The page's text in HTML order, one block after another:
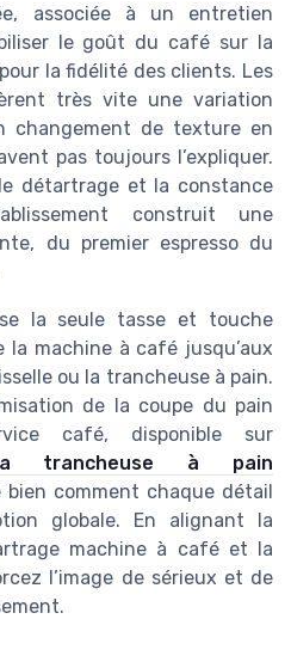
associée à un entretien
le goût du café sur la
la fidélité des clients. Les
très vite une variation
changement de texture en
pas toujours l’expliquer.
détartrage et la constance
construit une
du premier espresso du
la seule tasse et touche
la machine à café jusqu’aux
ou la trancheuse à pain.
de la coupe du pain
café, disponible sur
trancheuse à pain
bien comment chaque détail
globale. En alignant la
machine à café et la
l’image de sérieux et de